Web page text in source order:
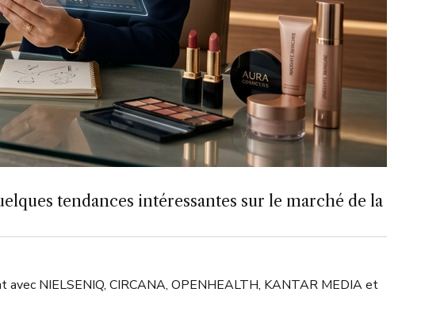
tendances intéressantes sur le marché de la
avec NIELSENIQ, CIRCANA, OPENHEALTH, KANTAR MEDIA et